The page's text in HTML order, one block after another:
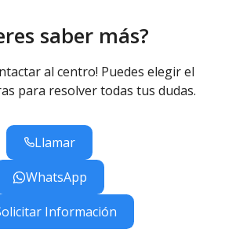
saber más?
al centro! Puedes elegir el
para resolver todas tus dudas.
Llamar
WhatsApp
Información